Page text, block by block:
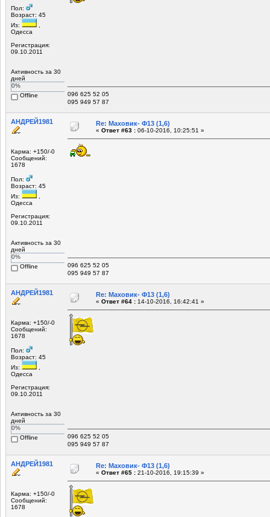
Пол:
Возраст: 45
Из:
Одесса
Регистрация:
09.10.2011
Активность за 30
дней
0%
Offline
096 625 52 05
095 949 57 87
АНДРЕЙ1981
Карма: +150/-0
Сообщений:
1678
Пол:
Возраст: 45
Из:
Одесса
Регистрация:
09.10.2011
Активность за 30
дней
0%
Offline
Re: Маховик- Ф13 (1,6)
« Ответ #63 : 06-10-2016, 10:25:51 »
096 625 52 05
095 949 57 87
АНДРЕЙ1981
Карма: +150/-0
Сообщений:
1678
Пол:
Возраст: 45
Из:
Одесса
Регистрация:
09.10.2011
Активность за 30
дней
0%
Offline
Re: Маховик- Ф13 (1,6)
« Ответ #64 : 14-10-2016, 16:42:41 »
096 625 52 05
095 949 57 87
АНДРЕЙ1981
Карма: +150/-0
Сообщений:
1678
Re: Маховик- Ф13 (1,6)
« Ответ #65 : 21-10-2016, 19:15:39 »